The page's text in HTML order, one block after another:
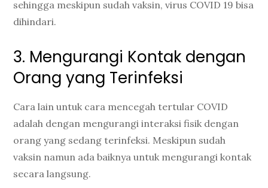
sehingga meskipun sudah vaksin, virus COVID 19 bisa
dihindari.
3. Mengurangi Kontak dengan
Orang yang Terinfeksi
Cara lain untuk cara mencegah tertular COVID
adalah dengan mengurangi interaksi fisik dengan
orang yang sedang terinfeksi. Meskipun sudah
vaksin namun ada baiknya untuk mengurangi kontak
secara langsung.